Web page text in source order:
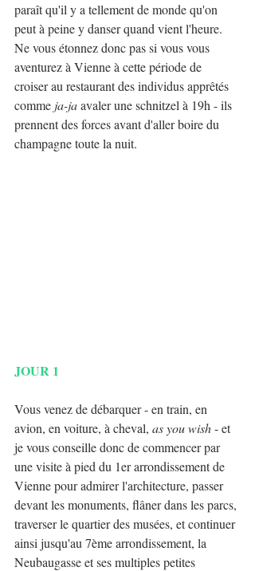
paraît qu'il y a tellement de monde qu'on
peut à peine y danser quand vient l'heure.
Ne vous étonnez donc pas si vous vous
aventurez à Vienne à cette période de
croiser au restaurant des individus apprêtés
comme ja-ja avaler une schnitzel à 19h - ils
prennent des forces avant d'aller boire du
champagne toute la nuit.
JOUR 1
Vous venez de débarquer - en train, en
avion, en voiture, à cheval, as you wish - et
je vous conseille donc de commencer par
une visite à pied du 1er arrondissement de
Vienne pour admirer l'architecture, passer
devant les monuments, flâner dans les parcs,
traverser le quartier des musées, et continuer
ainsi jusqu'au 7ème arrondissement, la
Neubaugasse et ses multiples petites